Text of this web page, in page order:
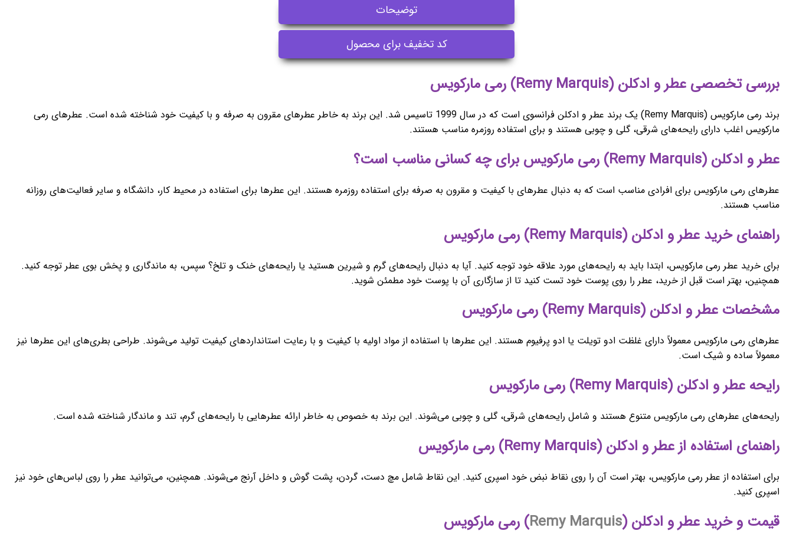
توضیحات
کد تخفیف برای محصول
بررسی تخصصی عطر و ادکلن (Remy Marquis) رمی مارکویس
برند رمی مارکویس (Remy Marquis) یک برند عطر و ادکلن فرانسوی است که در سال 1999 تاسیس شد. این برند به خاطر عطرهای مقرون به صرفه و با کیفیت خود شناخته شده است. عطرهای رمی
مارکویس اغلب دارای رایحه‌های شرقی، گلی و چوبی هستند و برای استفاده روزمره مناسب هستند.
عطر و ادکلن (Remy Marquis) رمی مارکویس برای چه کسانی مناسب است؟
عطرهای رمی مارکویس برای افرادی مناسب است که به دنبال عطرهای با کیفیت و مقرون به صرفه برای استفاده روزمره هستند. این عطرها برای استفاده در محیط کار، دانشگاه و سایر فعالیت‌های روزانه
مناسب هستند.
راهنمای خرید عطر و ادکلن (Remy Marquis) رمی مارکویس
برای خرید عطر رمی مارکویس، ابتدا باید به رایحه‌های مورد علاقه خود توجه کنید. آیا به دنبال رایحه‌های گرم و شیرین هستید یا رایحه‌های خنک و تلخ؟ سپس، به ماندگاری و پخش بوی عطر توجه کنید.
همچنین، بهتر است قبل از خرید، عطر را روی پوست خود تست کنید تا از سازگاری آن با پوست خود مطمئن شوید.
مشخصات عطر و ادکلن (Remy Marquis) رمی مارکویس
عطرهای رمی مارکویس معمولاً دارای غلظت ادو تویلت یا ادو پرفیوم هستند. این عطرها با استفاده از مواد اولیه با کیفیت و با رعایت استانداردهای کیفیت تولید می‌شوند. طراحی بطری‌های این عطرها نیز
معمولاً ساده و شیک است.
رایحه عطر و ادکلن (Remy Marquis) رمی مارکویس
رایحه‌های عطرهای رمی مارکویس متنوع هستند و شامل رایحه‌های شرقی، گلی و چوبی می‌شوند. این برند به خصوص به خاطر ارائه عطرهایی با رایحه‌های گرم، تند و ماندگار شناخته شده است.
راهنمای استفاده از عطر و ادکلن (Remy Marquis) رمی مارکویس
برای استفاده از عطر رمی مارکویس، بهتر است آن را روی نقاط نبض خود اسپری کنید. این نقاط شامل مچ دست، گردن، پشت گوش و داخل آرنج می‌شوند. همچنین، می‌توانید عطر را روی لباس‌های خود نیز
اسپری کنید.
قیمت و خرید عطر و ادکلن (Remy Marquis) رمی مارکویس